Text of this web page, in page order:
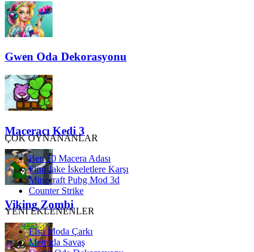
Gwen Oda Dekorasyonu
Maceracı Kedi 3
Viking Zombi
ÇOK OYNANANLAR
Ben 10 Macera Adası
Finn Jake İskeletlere Karşı
Minecraft Pubg Mod 3d
Counter Strike
YENİ EKLENENLER
Elsa Moda Çarkı
Metroda Savaş